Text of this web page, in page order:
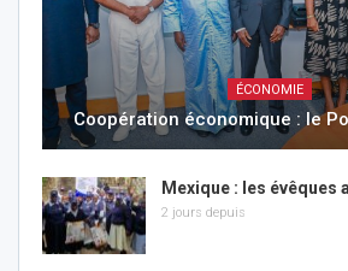
ÉCONOMIE
Coopération économique : le
Mexique : les évêques
2 jours depuis